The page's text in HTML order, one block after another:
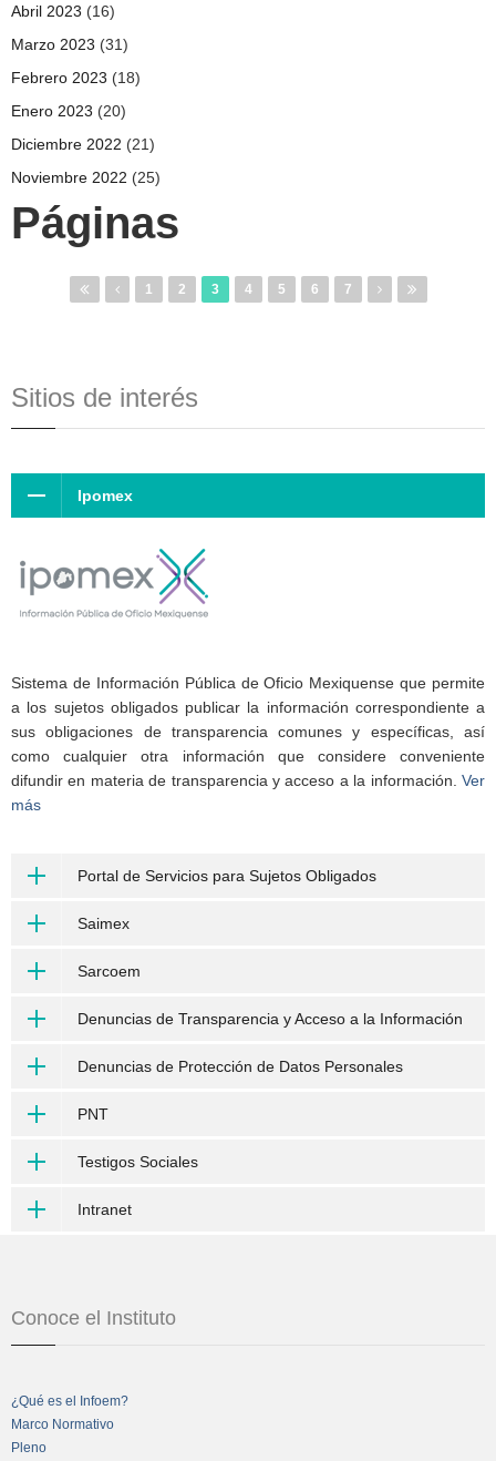
Abril 2023 (16)
Marzo 2023 (31)
Febrero 2023 (18)
Enero 2023 (20)
Diciembre 2022 (21)
Noviembre 2022 (25)
Páginas
1 2 3 4 5 6 7
Sitios de interés
Ipomex
Sistema de Información Pública de Oficio Mexiquense que permite
a los sujetos obligados publicar la información correspondiente a
sus obligaciones de transparencia comunes y específicas, así
como cualquier otra información que considere conveniente
difundir en materia de transparencia y acceso a la información. Ver
más
Portal de Servicios para Sujetos Obligados
Saimex
Sarcoem
Denuncias de Transparencia y Acceso a la Información
Denuncias de Protección de Datos Personales
PNT
Testigos Sociales
Intranet
Conoce el Instituto
¿Qué es el Infoem?
Marco Normativo
Pleno